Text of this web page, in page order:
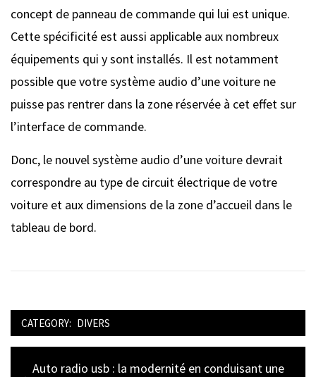
concept de panneau de commande qui lui est unique.
Cette spécificité est aussi applicable aux nombreux
équipements qui y sont installés. Il est notamment
possible que votre système audio d’une voiture ne
puisse pas rentrer dans la zone réservée à cet effet sur
l’interface de commande.
Donc, le nouvel système audio d’une voiture devrait
correspondre au type de circuit électrique de votre
voiture et aux dimensions de la zone d’accueil dans le
tableau de bord.
CATEGORY: DIVERS
Navigation
Previous
Auto radio usb : la modernité en conduisant une